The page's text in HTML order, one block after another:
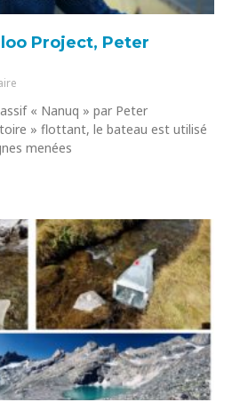
Project, Peter
« Nanuq » par Peter
» flottant, le bateau est utilisé
menées